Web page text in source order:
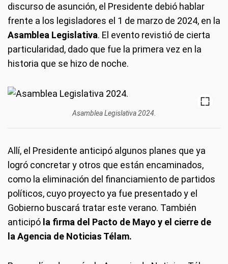
discurso de asunción, el Presidente debió hablar
frente a los legisladores el 1 de marzo de 2024, en la
Asamblea Legislativa. El evento revistió de cierta
particularidad, dado que fue la primera vez en la
historia que se hizo de noche.
Asamblea Legislativa 2024.
Allí, el Presidente anticipó algunos planes que ya
logró concretar y otros que están encaminados,
como la eliminación del financiamiento de partidos
políticos, cuyo proyecto ya fue presentado y el
Gobierno buscará tratar este verano. También
anticipó la firma del Pacto de Mayo y el cierre de
la Agencia de Noticias Télam.